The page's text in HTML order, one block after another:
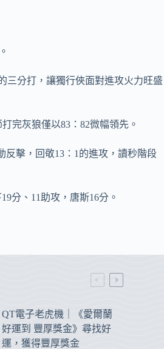
三分打，讓獨行俠面對進攻火力旺盛
完灰狼僅以83：82微幅領先。
反擊，回敬13：1的進攻，讀秒階段
分、11助攻，唐斯16分。
QT電子老虎機｜《愛爾蘭
好運到 豐厚獎金》尋找好
運，獲得豐厚獎金